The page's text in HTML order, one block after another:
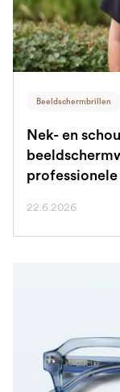
Beeldschermbrillen
Nek- en
professionele
22.6.2026